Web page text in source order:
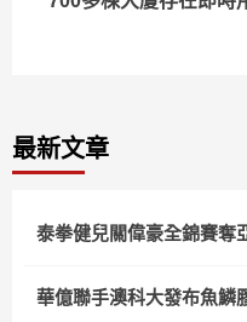
最新文章
泰拳健兒關偉豪全錦賽奪
華億聯手澳科大發布魚鱗